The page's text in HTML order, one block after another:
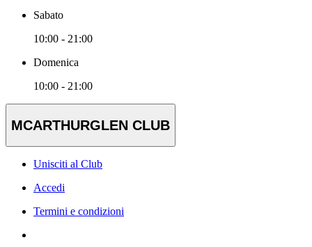
Sabato
10:00 - 21:00
Domenica
10:00 - 21:00
MCARTHURGLEN CLUB
Unisciti al Club
Accedi
Termini e condizioni